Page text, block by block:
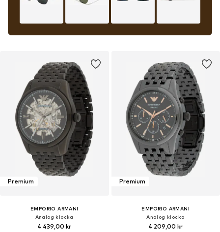
Premium
EMPORIO ARMANI
Analog klocka
4 439,00 kr
Premium
EMPORIO ARMANI
Analog klocka
4 209,00 kr